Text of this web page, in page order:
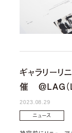
ギャラリー
催 ＠LAG（
2023.08.29
ニュース